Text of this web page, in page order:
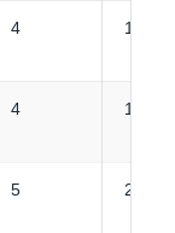
4 1-2
4 1-2
5 2